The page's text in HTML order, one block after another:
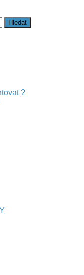
?